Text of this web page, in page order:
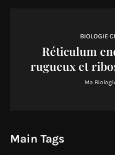
BIOLOGIE
Réticulum
rugueux et
Ma
Main Tags